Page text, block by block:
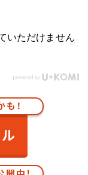
いただけません
！